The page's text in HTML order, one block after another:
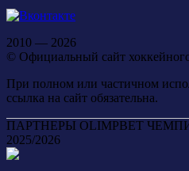
2010 — 2026
© Официальный сайт
При полном или частичном
ссылка на сайт обязательна.
ПАРТНЕРЫ OLIMPBET
2025/2026